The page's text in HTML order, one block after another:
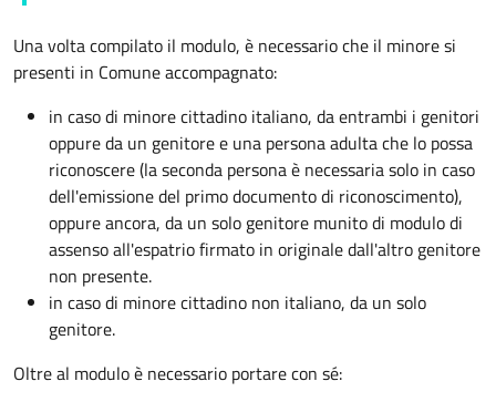
Una volta compilato il modulo, è necessario che il minore si
presenti in Comune accompagnato:
in caso di minore cittadino italiano, da entrambi i genitori
oppure da un genitore e una persona adulta che lo possa
riconoscere (la seconda persona è necessaria solo in caso
dell'emissione del primo documento di riconoscimento),
oppure ancora, da un solo genitore munito di modulo di
assenso all'espatrio firmato in originale dall'altro genitore
non presente.
in caso di minore cittadino non italiano, da un solo
genitore.
Oltre al modulo è necessario portare con sé: